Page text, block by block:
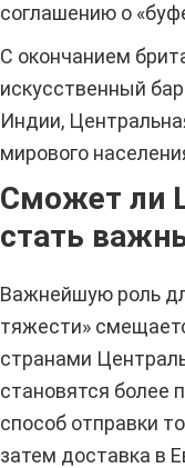
соглашению о
С окончанием
искусственный
Индии,
мирового
Сможет ли
стать
Важнейшую роль
тяжести»
странами
становятся более
способ отправки
затем доставка в